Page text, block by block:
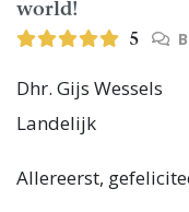
world!
5
Dhr. Gijs Wessels
Landelijk
Allereerst,